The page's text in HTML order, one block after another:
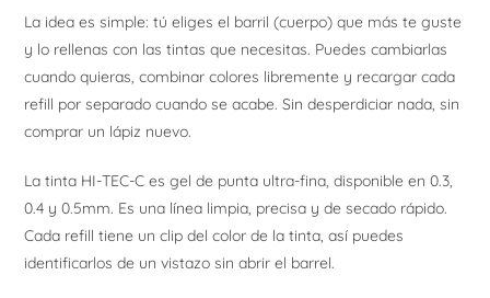
La idea es simple: tú eliges el barril (cuerpo) que más te guste
y lo rellenas con las tintas que necesitas. Puedes cambiarlas
cuando quieras, combinar colores libremente y recargar cada
refill por separado cuando se acabe. Sin desperdiciar nada, sin
comprar un lápiz nuevo.
La tinta HI-TEC-C es gel de punta ultra-fina, disponible en 0.3,
0.4 y 0.5mm. Es una línea limpia, precisa y de secado rápido.
Cada refill tiene un clip del color de la tinta, así puedes
identificarlos de un vistazo sin abrir el barrel.